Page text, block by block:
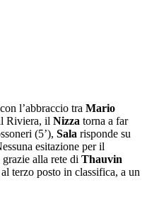
l’abbraccio tra Mario
Riviera, il Nizza torna a far
(5’), Sala risponde su
esitazione per il
grazie alla rete di Thauvin
terzo posto in classifica, a un